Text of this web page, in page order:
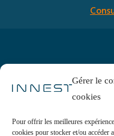
Gérer le
cookies
Pour offrir les meilleures
cookies pour stocker et/ou accéder